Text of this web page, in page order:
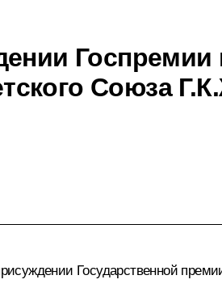
Госпремии
Союза
Государственной